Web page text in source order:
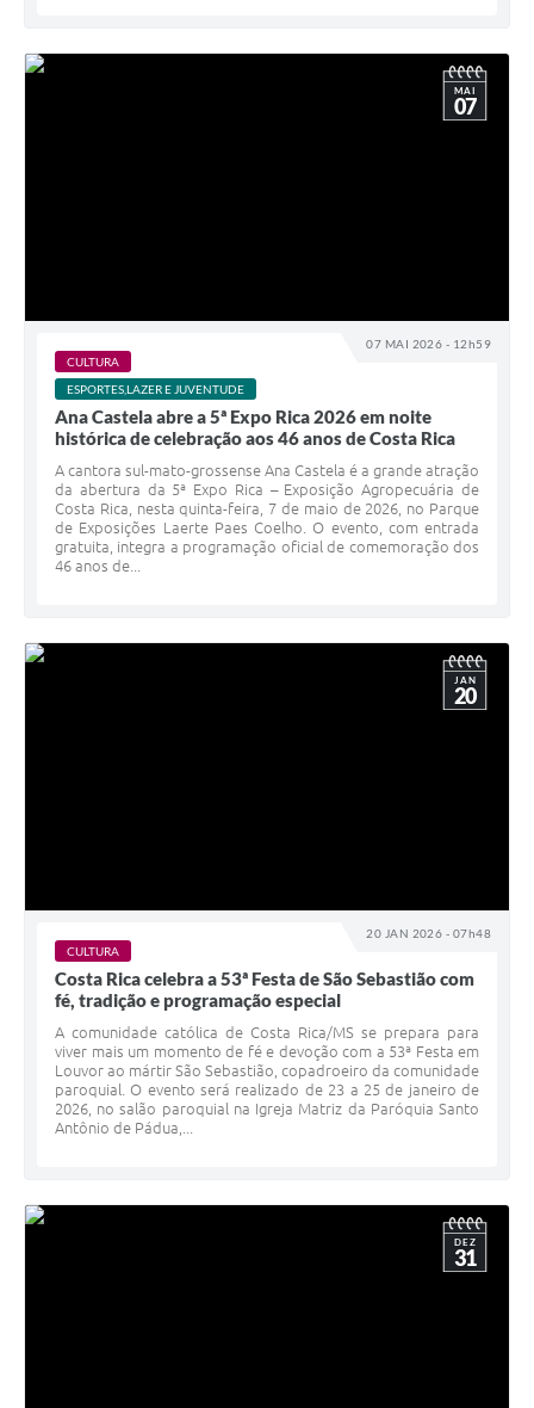
07 MAI 2026 - 12h59
MAI
07
CULTURA
ESPORTES,LAZER E JUVENTUDE
Ana Castela abre a 5ª Expo Rica 2026 em noite
histórica de celebração aos 46 anos de Costa Rica
A cantora sul-mato-grossense Ana Castela é a grande atração
da abertura da 5ª Expo Rica – Exposição Agropecuária de
Costa Rica, nesta quinta-feira, 7 de maio de 2026, no Parque
de Exposições Laerte Paes Coelho. O evento, com entrada
gratuita, integra a programação oficial de comemoração dos
46 anos de...
20 JAN 2026 - 07h48
JAN
20
CULTURA
Costa Rica celebra a 53ª Festa de São Sebastião com
fé, tradição e programação especial
A comunidade católica de Costa Rica/MS se prepara para
viver mais um momento de fé e devoção com a 53ª Festa em
Louvor ao mártir São Sebastião, copadroeiro da comunidade
paroquial. O evento será realizado de 23 a 25 de janeiro de
2026, no salão paroquial na Igreja Matriz da Paróquia Santo
Antônio de Pádua,...
DEZ
31